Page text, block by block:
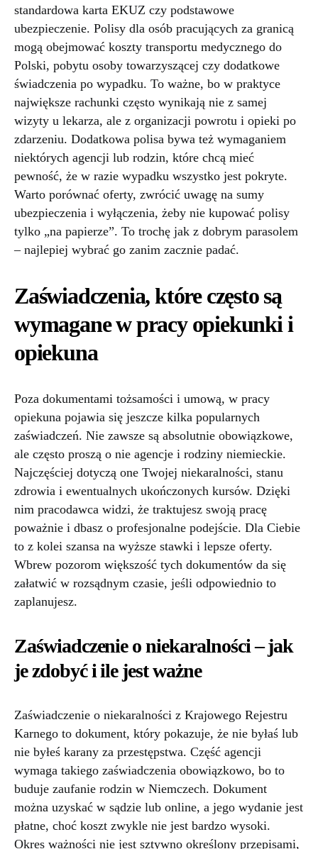
standardowa karta EKUZ czy podstawowe
ubezpieczenie. Polisy dla osób pracujących za granicą
mogą obejmować koszty transportu medycznego do
Polski, pobytu osoby towarzyszącej czy dodatkowe
świadczenia po wypadku. To ważne, bo w praktyce
największe rachunki często wynikają nie z samej
wizyty u lekarza, ale z organizacji powrotu i opieki po
zdarzeniu. Dodatkowa polisa bywa też wymaganiem
niektórych agencji lub rodzin, które chcą mieć
pewność, że w razie wypadku wszystko jest pokryte.
Warto porównać oferty, zwrócić uwagę na sumy
ubezpieczenia i wyłączenia, żeby nie kupować polisy
tylko „na papierze”. To trochę jak z dobrym parasolem
– najlepiej wybrać go zanim zacznie padać.
Zaświadczenia, które często są
wymagane w pracy opiekunki i
opiekuna
Poza dokumentami tożsamości i umową, w pracy
opiekuna pojawia się jeszcze kilka popularnych
zaświadczeń. Nie zawsze są absolutnie obowiązkowe,
ale często proszą o nie agencje i rodziny niemieckie.
Najczęściej dotyczą one Twojej niekaralności, stanu
zdrowia i ewentualnych ukończonych kursów. Dzięki
nim pracodawca widzi, że traktujesz swoją pracę
poważnie i dbasz o profesjonalne podejście. Dla Ciebie
to z kolei szansa na wyższe stawki i lepsze oferty.
Wbrew pozorom większość tych dokumentów da się
załatwić w rozsądnym czasie, jeśli odpowiednio to
zaplanujesz.
Zaświadczenie o niekaralności – jak
je zdobyć i ile jest ważne
Zaświadczenie o niekaralności z Krajowego Rejestru
Karnego to dokument, który pokazuje, że nie byłaś lub
nie byłeś karany za przestępstwa. Część agencji
wymaga takiego zaświadczenia obowiązkowo, bo to
buduje zaufanie rodzin w Niemczech. Dokument
można uzyskać w sądzie lub online, a jego wydanie jest
płatne, choć koszt zwykle nie jest bardzo wysoki.
Okres ważności nie jest sztywno określony przepisami,